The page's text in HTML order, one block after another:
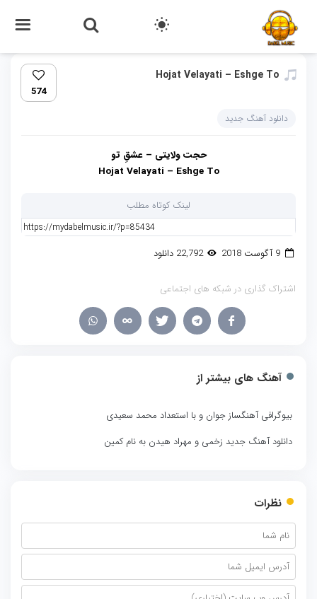
Hojat Velayati – Eshge To
574
دانلود آهنگ جدید
حجت ولایتی – عشقِ تو
Hojat Velayati – Eshge To
لینک کوتاه مطلب
9 آگوست 2018 22,792 دانلود
اشتراک گذاری در شبکه های اجتماعی
آهنگ های بیشتر از
بیوگرافی آهنگساز جوان و با استعداد محمد سعیدی
دانلود آهنگ جدید زخمی و مهراد هیدن به نام کمین
نظرات